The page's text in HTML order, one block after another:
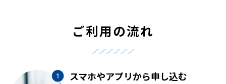
ご利用の流れ
スマホやアプリから申し込む